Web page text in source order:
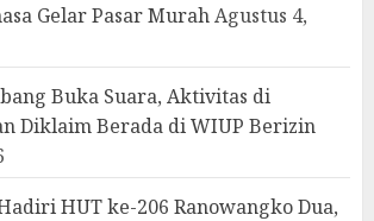
Gelar Pasar MurahAgustus 4,
Buka Suara, Aktivitas di
Diklaim Berada di WIUP Berizin
HUT ke-206 Ranowangko Dua,